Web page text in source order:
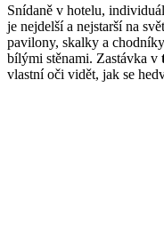
Snídaně v hotelu,
je nejdelší a nejstarší na
pavilony, skalky a
bílými stěnami. Zastávka v
vlastní oči vidět, jak se